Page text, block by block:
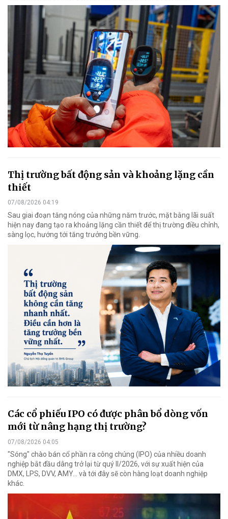
Thị trường bất động sản và khoảng lặng cần
thiết
07/08/2026 04:19
Sau giai đoạn tăng nóng của những năm trước, mặt bằng lãi suất
hiện nay đang tạo ra khoảng lặng cần thiết để thị trường điều chỉnh,
sàng lọc, hướng tới tăng trưởng bền vững.
Các cổ phiếu IPO có được phân bổ dòng vốn
mới từ nâng hạng thị trường?
07/08/2026 04:05
"Sóng" chào bán cổ phần ra công chúng (IPO) của nhiều doanh
nghiệp bắt đầu dâng trở lại từ quý II/2026, với sự xuất hiện của
DMX, LPS, DVV, AMY... và tới đây sẽ còn hàng loạt doanh nghiệp
khác.